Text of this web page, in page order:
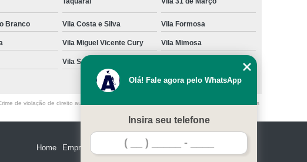
Branco Vila Costa e Silva Vila Formosa
Vila Miguel Vicente Cury Vila Mimosa
Vila San Martin
de violação de direito autoral – artigo 184 do Código Penal –
Lei 9610/98 - Lei de direitos
Home Empresa Serviços Contato Mapa do site
Olá! Fale agora pelo WhatsApp
Insira seu telefone